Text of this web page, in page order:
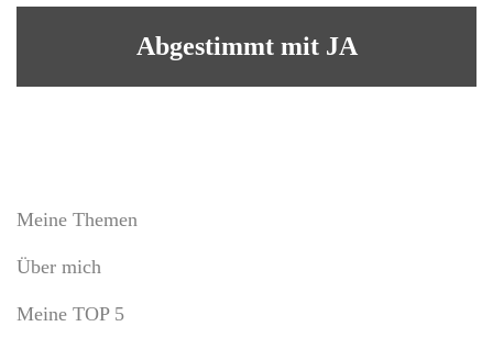
Abgestimmt mit JA
Meine Themen
Über mich
Meine TOP 5